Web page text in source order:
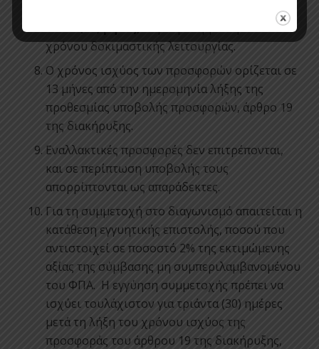
είκοσι
συμπεριλαμβανομένου του
χρόνου δοκιμαστικής λειτουργίας.
Ο χρόνος ισχύος των προσφορών ορίζεται σε
13 μήνες από την ημερομηνία λήξης της
προθεσμίας υποβολής προσφορών, άρθρο 19
της διακήρυξης.
Εναλλακτικές προσφορές δεν επιτρέπονται,
και σε περίπτωση υποβολής τους
απορρίπτονται ως απαράδεκτες.
Για τη συμμετοχή στο διαγωνισμό απαιτείται η
κατάθεση εγγυητικής επιστολής, ποσού που
αντιστοιχεί σε ποσοστό 2% της εκτιμώμενης
αξίας της σύμβασης μη συμπεριλαμβανομένου
του ΦΠΑ. Η εγγύηση συμμετοχής πρέπει να
ισχύει τουλάχιστον για τριάντα (30) ημέρες
μετά τη λήξη του χρόνου ισχύος της
προσφοράς του άρθρου 19 της διακήρυξης,